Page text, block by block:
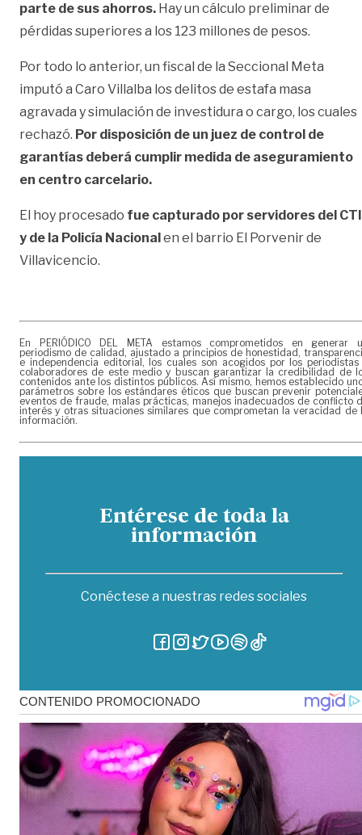
parte de sus ahorros. Hay un cálculo preliminar de
pérdidassuperiores a los 123 millones de pesos.
Por todo lo anterior, un fiscal de la Seccional Meta
imputó a Caro Villalba los delitos de estafa masa
agravada y simulación de investidura o cargo, los cuales
rechazó. Por disposición de un juez de control de
garantías deberá cumplir medida de aseguramiento
en centro carcelario.
El hoy procesado fue capturado por servidores del CTI
y de la Policía Nacional en el barrio El Porvenir de
Villavicencio.
En PERIÓDICO DEL META estamos comprometidos en generar
periodismo de calidad, ajustado a principios de honestidad,
e independencia editorial, los cuales son acogidos por los periodistas
colaboradores de este medio y buscan garantizar la credibilidad de
contenidos ante los distintos públicos. Así mismo, hemos establecido
parámetros sobre los estándares éticos que buscan prevenir
eventos de fraude, malas prácticas, manejos inadecuados de conflicto
interés y otras situaciones similares que comprometan la veracidad de
información.
Entérese de toda la
información
Conéctese a nuestras redes sociales